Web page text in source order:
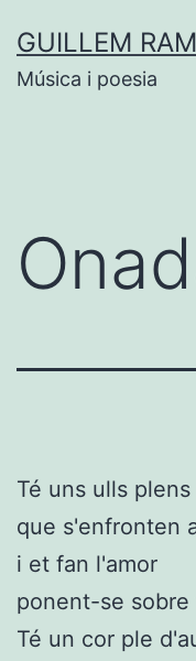
contingut
GUILLEM
Música i poesia
Té uns ulls
que s'enfronten
i et fan l'amor
ponent-se sobre
Té un cor ple